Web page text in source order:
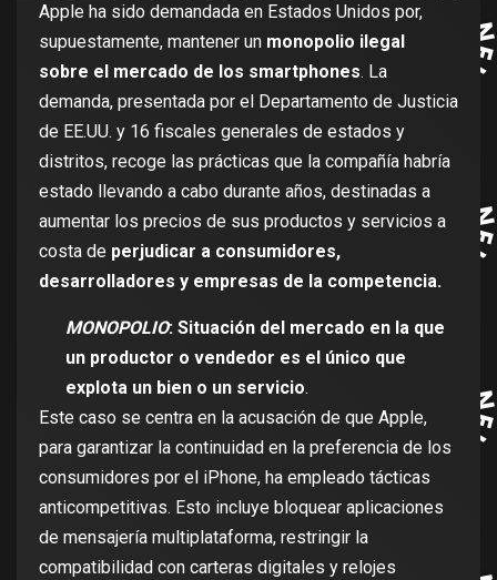
Apple ha sido demandada en Estados Unidos por,
supuestamente, mantener un monopolio ilegal
sobre el mercado de los smartphones. La
demanda, presentada por el Departamento de Justicia
de EE.UU. y 16 fiscales generales de estados y
distritos, recoge las prácticas que la compañía habría
estado llevando a cabo durante años, destinadas a
aumentar los precios de sus productos y servicios a
costa de perjudicar a consumidores,
desarrolladores y empresas de la competencia.
MONOPOLIO: Situación del mercado en la que
un productor o vendedor es el único que
explota un bien o un servicio.
Este caso se centra en la acusación de que Apple,
para garantizar la continuidad en la preferencia de los
consumidores por el iPhone, ha empleado tácticas
anticompetitivas. Esto incluye bloquear aplicaciones
de mensajería multiplataforma, restringir la
compatibilidad con carteras digitales y relojes